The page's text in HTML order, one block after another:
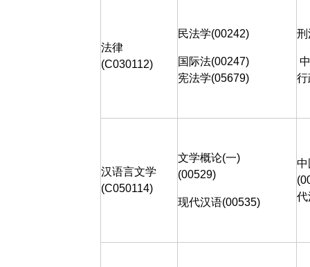
法律
(C030112)
民法学(00242)
国际法(00247)
宪法学(05679)
刑
行
汉语言文学
(C050114)
文学概论(一)
(00529)
现代汉语(00535)
中
代